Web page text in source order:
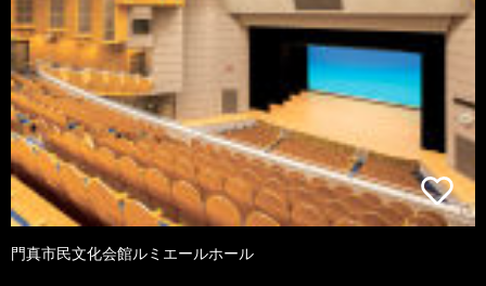
門真市民文化会館ルミエールホール